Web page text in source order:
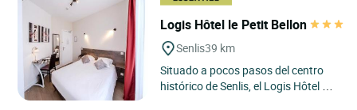
Logis Hôtel le Petit Bellon
Senlis39 km
Situado a pocos pasos del centro
histórico de Senlis, el Logis Hôtel Le